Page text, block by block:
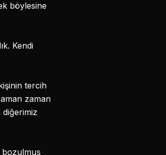
böylesine
Kendi
tercih
zaman
diğerimiz
bozulmuş